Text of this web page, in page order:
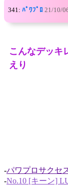
341: ﾊﾟﾜﾌﾟﾛ 21/10/
こんなデッキ
えり
-パワプロサクセ
-No.10 [キーン]